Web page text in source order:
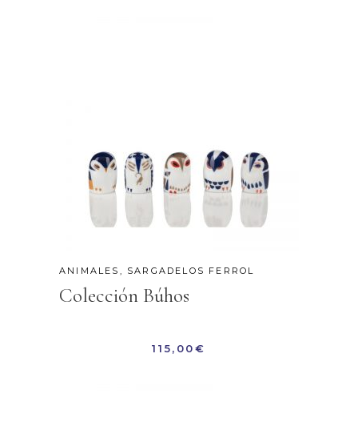
ANIMALES , SARGADELOS FERROL
Colección Búhos
115,00€